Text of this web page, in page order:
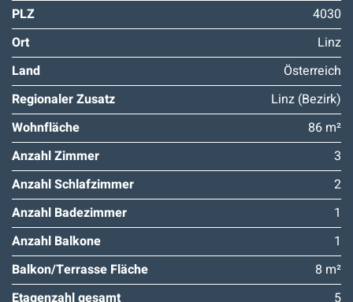
PLZ
4030
Ort
Linz
Land
Österreich
Regionaler Zusatz
Linz (Bezirk)
Wohnfläche
86 m²
Anzahl Zimmer
3
Anzahl Schlafzimmer
2
Anzahl Badezimmer
1
Anzahl Balkone
1
Balkon/Terrasse Fläche
8 m²
Etagenzahl gesamt
5